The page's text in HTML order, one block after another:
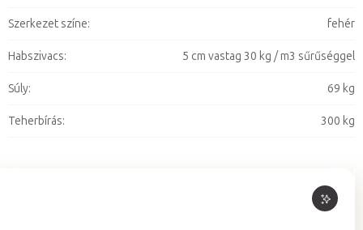
Szerkezet színe: fehér
Habszivacs: 5 cm vastag 30 kg / m3 sűrűséggel
Súly: 69 kg
Teherbírás: 300 kg